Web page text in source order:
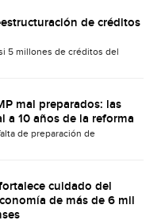
de créditos
5 millones de créditos del
mal preparados: las
a 10 años de la reforma
de preparación de
cuidado del
de más de 6 mil